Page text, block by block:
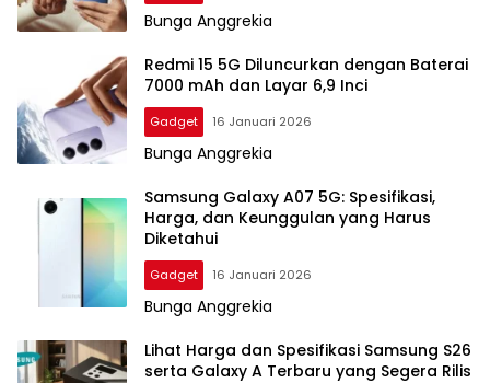
Bunga Anggrekia
Redmi 15 5G Diluncurkan dengan Baterai
7000 mAh dan Layar 6,9 Inci
Gadget 16 Januari 2026
Bunga Anggrekia
Samsung Galaxy A07 5G: Spesifikasi,
Harga, dan Keunggulan yang Harus
Diketahui
Gadget 16 Januari 2026
Bunga Anggrekia
Lihat Harga dan Spesifikasi Samsung S26
serta Galaxy A Terbaru yang Segera Rilis